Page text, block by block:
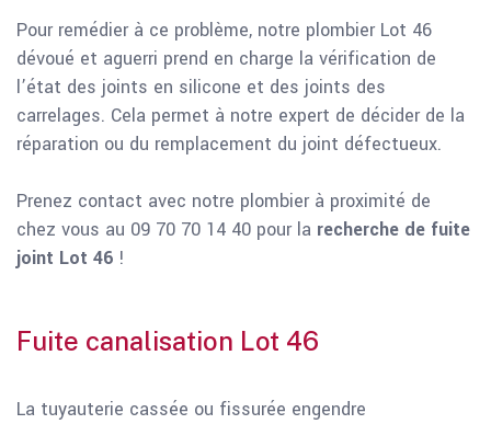
Pour remédier à ce problème, notre plombier Lot 46
dévoué et aguerri prend en charge la vérification de
l’état des joints en silicone et des joints des
carrelages. Cela permet à notre expert de décider de la
réparation ou du remplacement du joint défectueux.
Prenez contact avec notre plombier à proximité de
chez vous au 09 70 70 14 40 pour la recherche de fuite
joint Lot 46 !
Fuite canalisation Lot 46
La tuyauterie cassée ou fissurée engendre